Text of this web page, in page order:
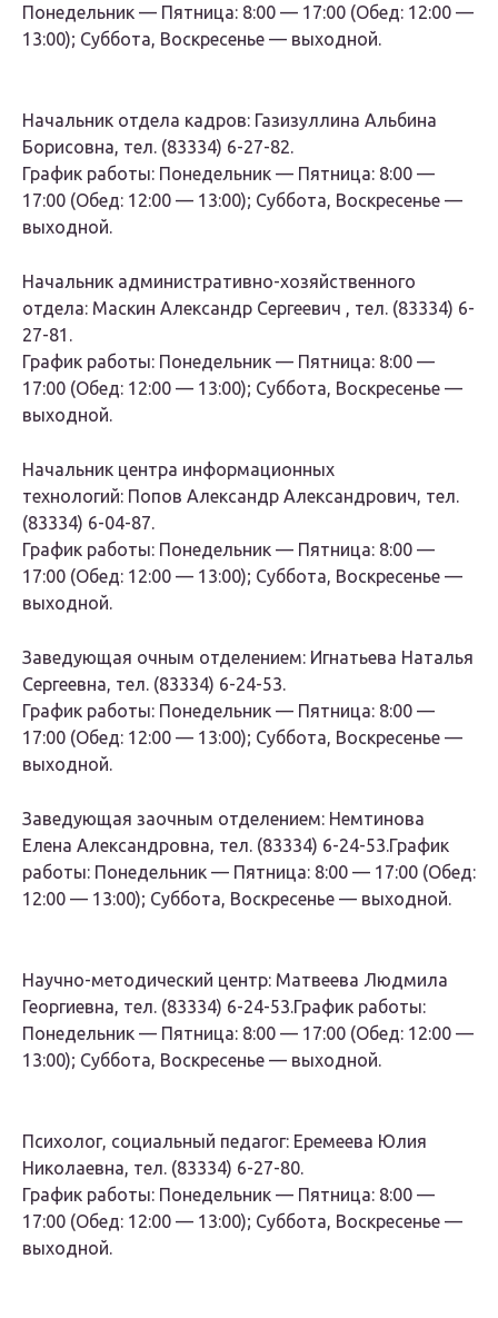
Понедельник — Пятница: 8:00 — 17:00 (Обед: 12:00 —
13:00); Суббота, Воскресенье — выходной.
Начальник отдела кадров: Газизуллина Альбина
Борисовна, тел. (83334) 6-27-82.
График работы: Понедельник — Пятница: 8:00 —
17:00 (Обед: 12:00 — 13:00); Суббота, Воскресенье —
выходной.
Начальник административно-хозяйственного
отдела: Маскин Александр Сергеевич , тел. (83334) 6-
27-81.
График работы: Понедельник — Пятница: 8:00 —
17:00 (Обед: 12:00 — 13:00); Суббота, Воскресенье —
выходной.
Начальник центра информационных
технологий: Попов Александр Александрович, тел.
(83334) 6-04-87.
График работы: Понедельник — Пятница: 8:00 —
17:00 (Обед: 12:00 — 13:00); Суббота, Воскресенье —
выходной.
Заведующая очным отделением: Игнатьева Наталья
Сергеевна, тел. (83334) 6-24-53.
График работы: Понедельник — Пятница: 8:00 —
17:00 (Обед: 12:00 — 13:00); Суббота, Воскресенье —
выходной.
Заведующая заочным отделением: Немтинова
Елена Александровна, тел. (83334) 6-24-53.График
работы: Понедельник — Пятница: 8:00 — 17:00 (Обед:
12:00 — 13:00); Суббота, Воскресенье — выходной.
Научно-методический центр: Матвеева Людмила
Георгиевна, тел. (83334) 6-24-53.График работы:
Понедельник — Пятница: 8:00 — 17:00 (Обед: 12:00 —
13:00); Суббота, Воскресенье — выходной.
Психолог, социальный педагог: Еремеева Юлия
Николаевна, тел. (83334) 6-27-80.
График работы: Понедельник — Пятница: 8:00 —
17:00 (Обед: 12:00 — 13:00); Суббота, Воскресенье —
выходной.